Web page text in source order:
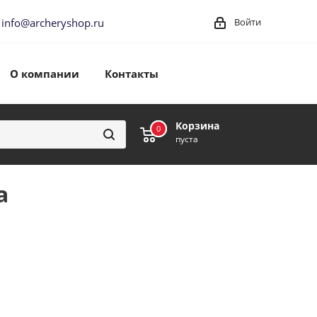
info@archeryshop.ru Войти
О компании Контакты
Корзина
0
пуста
0